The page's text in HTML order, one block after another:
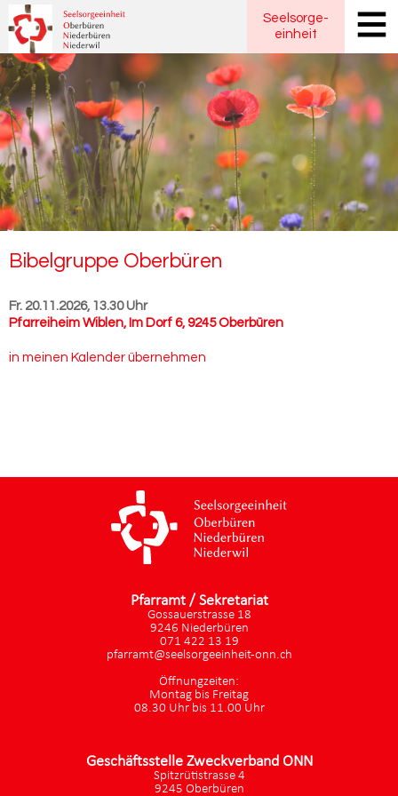
Seelsorge-
einheit
Bi­bel­grup­pe Ober­bü­ren
Fr. 20.11.2026, 13.30 Uhr
Pfarreiheim Wiblen, Im Dorf 6, 9245 Oberbüren
in meinen Kalender übernehmen
Pfarramt / Sekretariat
Gossauerstrasse 18
9246 Niederbüren
071 422 13 19
pfarramt@seelsorgeeinheit-onn.ch
Öffnungzeiten:
Montag bis Freitag
08.30 Uhr bis 11.00 Uhr
Geschäftsstelle Zweckverband ONN
Spitzrütistrasse 4
9245 Oberbüren